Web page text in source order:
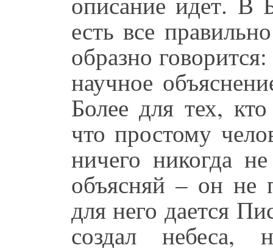
есть все
образно
научное
Более для тех,
что простому
ничего никогда
объясняй – он не
для него дается
создал небеса,